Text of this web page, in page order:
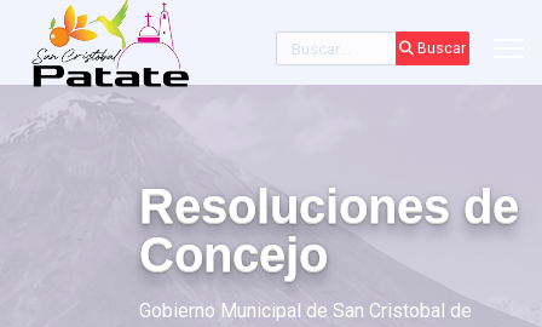
Buscar Buscar
Resoluciones de
Concejo
Gobierno Municipal de San Cristobal de